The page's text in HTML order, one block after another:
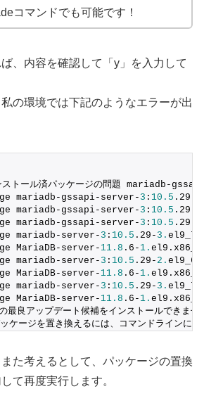
コマンドでも可能です！
、内容を確認して「y」を入力して
の環境では下記のようなエラーが出
トール済パッケージの問題 mariadb-
mariadb-gssapi-server-
3 : 10.5 . 29
mariadb-gssapi-server-
3 : 10.5 . 29
mariadb-gssapi-server-
3 : 10.5 . 29
mariadb-server-
3 : 10.5 . 29 - 3. el9_7
MariaDB-server-
11.8 . 6 - 1. el9 .
mariadb-server-
3 : 10.5 . 29 - 2. el9_6
MariaDB-server-
11.8 . 6 - 1. el9 .
mariadb-server-
3 : 10.5 . 29 - 3. el9_7
MariaDB-server-
11.8 . 6 - 1. el9 .
最良アップデート候補をインストールできませ
ケージを置き換えるには、コマンドラインに
た考えるとして、パッケージの置換
て再度実行します。